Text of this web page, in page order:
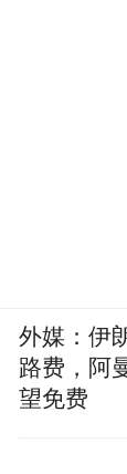
外媒：伊
路费，阿
望免费